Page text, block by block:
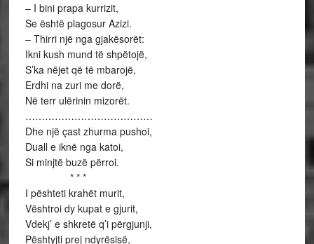
– I bini prapa kurrizit,
Se është plagosur Azizi.
– Thirri një nga gjakësorët:
Ikni kush mund të shpëtojë,
S’ka nëjet që të mbarojë,
Erdhi na zuri me dorë,
Në terr ulërinin mizorët.
…………………………………
Dhe një çast zhurma pushoi,
Duall e iknë nga katoi,
Si minjtë buzë përroi.
* * *
I pështeti krahët murit,
Vështroi dy kupat e gjurit,
Vdekj’ e shkretë q’i përgjunji,
Pështyjti prej ndyrësisë,